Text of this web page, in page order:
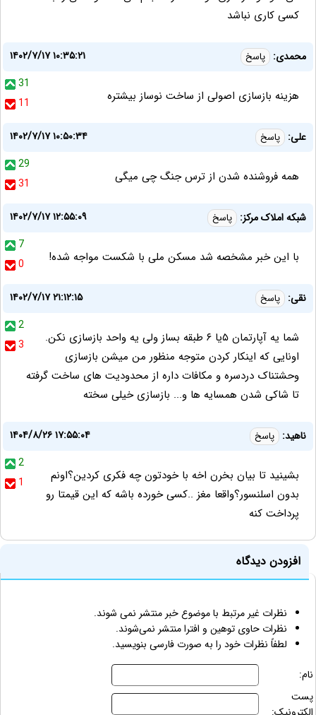
کسی کاری نباشد
محمدی: پاسخ
۱۴۰۲/۷/۱۷ ۱۰:۳۵:۲۱
31
11
هزینه بازسازی اصولی از ساخت نوساز بیشتره
على: پاسخ
۱۴۰۲/۷/۱۷ ۱۰:۵۰:۳۴
29
31
همه فروشنده شدن از ترس جنگ چى ميگى
شبکه املاک مرکز: پاسخ
۱۴۰۲/۷/۱۷ ۱۲:۵۵:۰۹
7
0
با این خبر مشخصه شد مسکن ملی با شکست مواجه شده!
نقی: پاسخ
۱۴۰۲/۷/۱۷ ۲۱:۱۲:۱۵
2
3
شما یه آپارتمان ۵یا ۶ طبقه بساز ولی یه واحد بازسازی نکن.
اونایی که اینکار کردن متوجه منظور من میشن بازسازی
وحشتناک دردسره و مکافات داره از محدودیت های ساخت گرفته
تا شاکی شدن همسایه ها و... بازسازی خیلی سخته
ناهید: پاسخ
۱۴۰۴/۸/۲۶ ۱۷:۵۵:۰۴
2
1
بشینید تا بیان بخرن اخه با خودتون چه فکری کردین؟اونم
بدون اسلنسور؟واقعا مغز ..کسی خورده باشه که این قیمتا رو
پرداخت کنه
افزودن دیدگاه
نظرات غیر مرتبط با موضوع خبر منتشر نمی شوند.
نظرات حاوی توهین و افترا منتشر نمی‌شوند.
لطفاً نظرات خود را به صورت فارسی بنویسید.
نام:
پست